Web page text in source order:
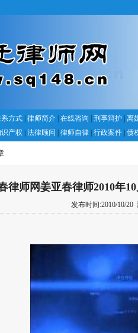
方式 律师简介| 在线咨询 刑事辩护
离
产权 法律顾问 律师自律 行政案件 债
律师网姜亚春律师2010年
发布时间:2010/10/20